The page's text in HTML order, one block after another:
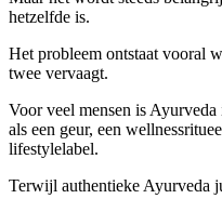
hetzelfde is.
Het probleem ontstaat vooral
twee vervaagt.
Voor veel mensen is
als een geur, een
lifestylelabel.
Terwijl authentieke Ayurveda